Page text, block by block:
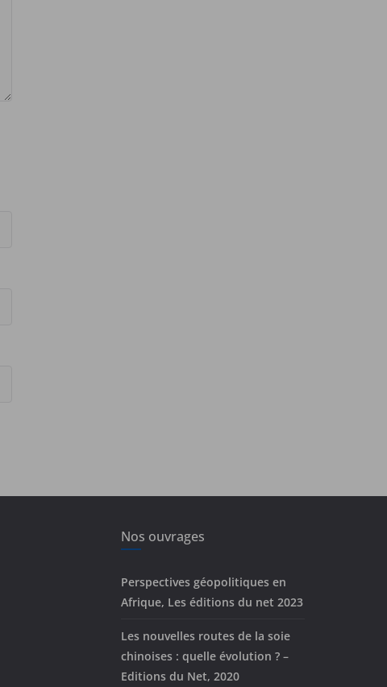
Nos ouvrages
Perspectives géopolitiques en
Afrique, Les éditions du net 2023
Les nouvelles routes de la soie
chinoises : quelle évolution ? –
Editions du Net, 2020